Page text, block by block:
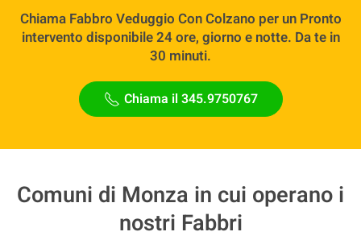
Chiama Fabbro Veduggio Con Colzano per un Pronto
intervento disponibile 24 ore, giorno e notte. Da te in
30 minuti.
Chiama il 345.9750767
Comuni di Monza in cui operano i
nostri Fabbri